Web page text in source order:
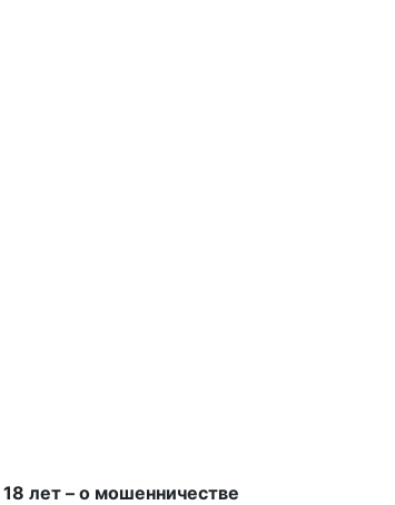
лет – о мошенничестве